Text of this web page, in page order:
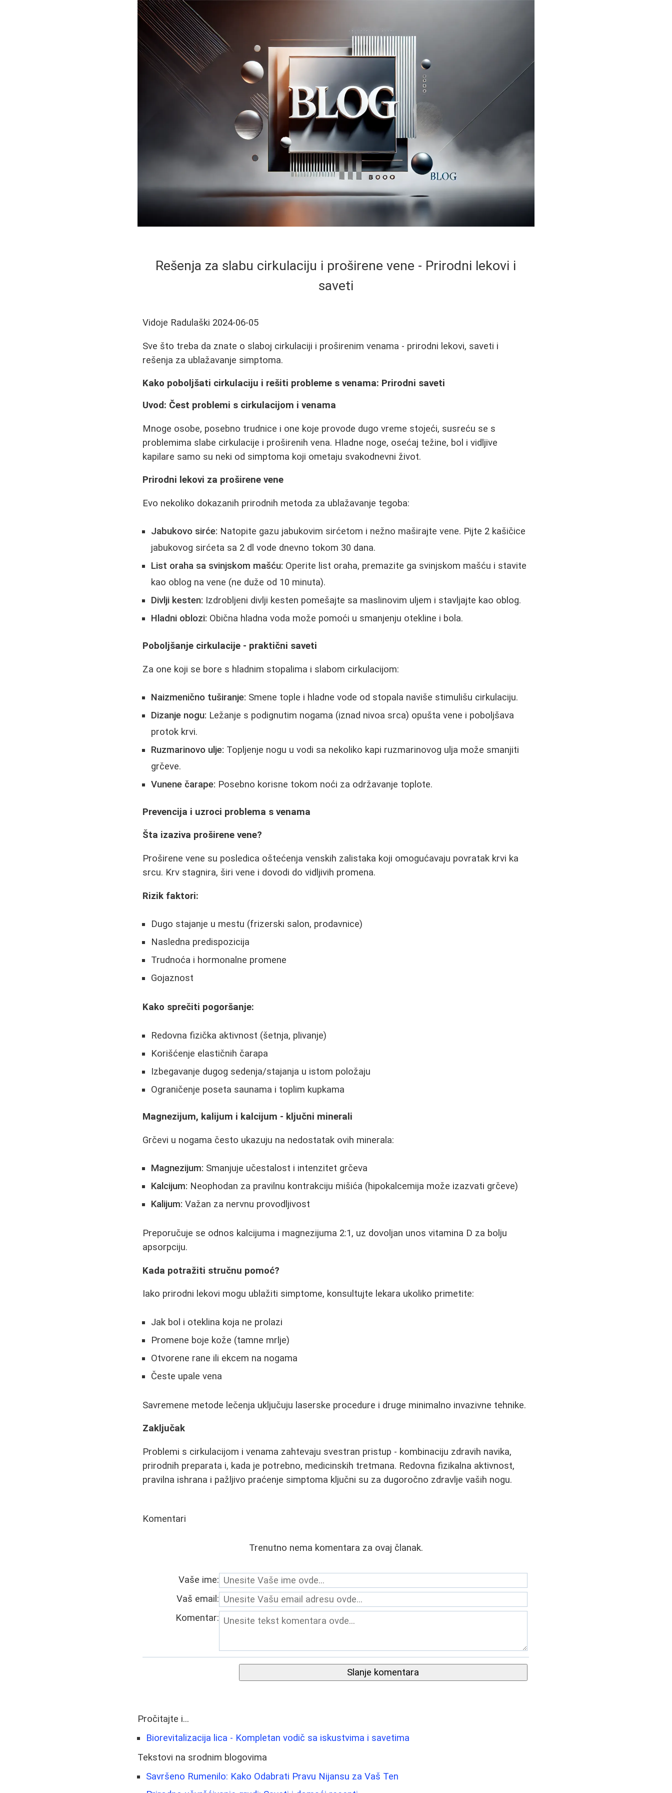
Rešenja za slabu cirkulaciju i proširene vene - Prirodni lekovi i
saveti
Vidoje Radulaški 2024-06-05
Sve što treba da znate o slaboj cirkulaciji i proširenim venama - prirodni lekovi, saveti i
rešenja za ublažavanje simptoma.
Kako poboljšati cirkulaciju i rešiti probleme s venama: Prirodni saveti
Uvod: Čest problemi s cirkulacijom i venama
Mnoge osobe, posebno trudnice i one koje provode dugo vreme stojeći, susreću se s
problemima slabe cirkulacije i proširenih vena. Hladne noge, osećaj težine, bol i vidljive
kapilare samo su neki od simptoma koji ometaju svakodnevni život.
Prirodni lekovi za proširene vene
Evo nekoliko dokazanih prirodnih metoda za ublažavanje tegoba:
Jabukovo sirće: Natopite gazu jabukovim sirćetom i nežno maširajte vene. Pijte 2 kašičice
jabukovog sirćeta sa 2 dl vode dnevno tokom 30 dana.
List oraha sa svinjskom mašću: Operite list oraha, premazite ga svinjskom mašću i stavite
kao oblog na vene (ne duže od 10 minuta).
Divlji kesten: Izdrobljeni divlji kesten pomešajte sa maslinovim uljem i stavljajte kao oblog.
Hladni oblozi: Obična hladna voda može pomoći u smanjenju otekline i bola.
Poboljšanje cirkulacije - praktični saveti
Za one koji se bore s hladnim stopalima i slabom cirkulacijom:
Naizmenično tuširanje: Smene tople i hladne vode od stopala naviše stimulišu cirkulaciju.
Dizanje nogu: Ležanje s podignutim nogama (iznad nivoa srca) opušta vene i poboljšava
protok krvi.
Ruzmarinovo ulje: Topljenje nogu u vodi sa nekoliko kapi ruzmarinovog ulja može smanjiti
grčeve.
Vunene čarape: Posebno korisne tokom noći za održavanje toplote.
Prevencija i uzroci problema s venama
Šta izaziva proširene vene?
Proširene vene su posledica oštećenja venskih zalistaka koji omogućavaju povratak krvi ka
srcu. Krv stagnira, širi vene i dovodi do vidljivih promena.
Rizik faktori:
Dugo stajanje u mestu (frizerski salon, prodavnice)
Nasledna predispozicija
Trudnoća i hormonalne promene
Gojaznost
Kako sprečiti pogoršanje:
Redovna fizička aktivnost (šetnja, plivanje)
Korišćenje elastičnih čarapa
Izbegavanje dugog sedenja/stajanja u istom položaju
Ograničenje poseta saunama i toplim kupkama
Magnezijum, kalijum i kalcijum - ključni minerali
Grčevi u nogama često ukazuju na nedostatak ovih minerala:
Magnezijum: Smanjuje učestalost i intenzitet grčeva
Kalcijum: Neophodan za pravilnu kontrakciju mišića (hipokalcemija može izazvati grčeve)
Kalijum: Važan za nervnu provodljivost
Preporučuje se odnos kalcijuma i magnezijuma 2:1, uz dovoljan unos vitamina D za bolju
apsorpciju.
Kada potražiti stručnu pomoć?
Iako prirodni lekovi mogu ublažiti simptome, konsultujte lekara ukoliko primetite:
Jak bol i oteklina koja ne prolazi
Promene boje kože (tamne mrlje)
Otvorene rane ili ekcem na nogama
Česte upale vena
Savremene metode lečenja uključuju laserske procedure i druge minimalno invazivne tehnike.
Zaključak
Problemi s cirkulacijom i venama zahtevaju svestran pristup - kombinaciju zdravih navika,
prirodnih preparata i, kada je potrebno, medicinskih tretmana. Redovna fizikalna aktivnost,
pravilna ishrana i pažljivo praćenje simptoma ključni su za dugoročno zdravlje vaših nogu.
Komentari
Trenutno nema komentara za ovaj članak.
Vaše ime:
Vaš email:
Komentar:
Slanje komentara
Pročitajte i...
Biorevitalizacija lica - Kompletan vodič sa iskustvima i savetima
Tekstovi na srodnim blogovima
Savršeno Rumenilo: Kako Odabrati Pravu Nijansu za Vaš Ten